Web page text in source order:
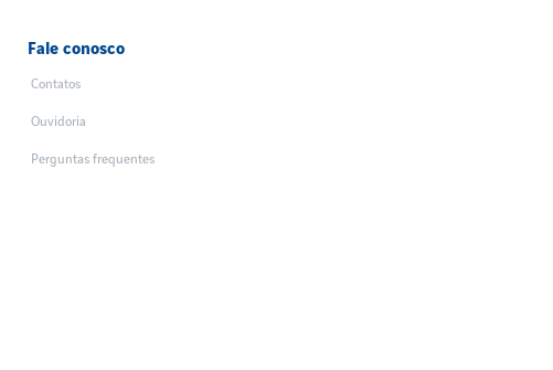
Fale conosco
Contatos
Ouvidoria
Perguntas frequentes